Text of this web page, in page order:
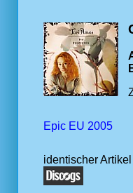
Epic EU 2005
identischer